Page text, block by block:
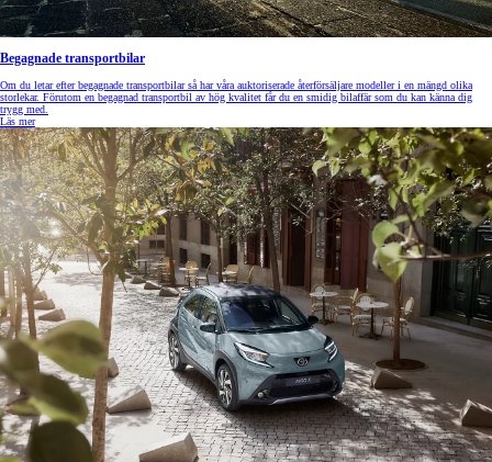
Begagnade transportbilar
Om du letar efter begagnade transportbilar så har våra auktoriserade återförsäljare modeller i en mängd olika
storlekar. Förutom en begagnad transportbil av hög kvalitet får du en smidig bilaffär som du kan känna dig
trygg med.
Läs mer